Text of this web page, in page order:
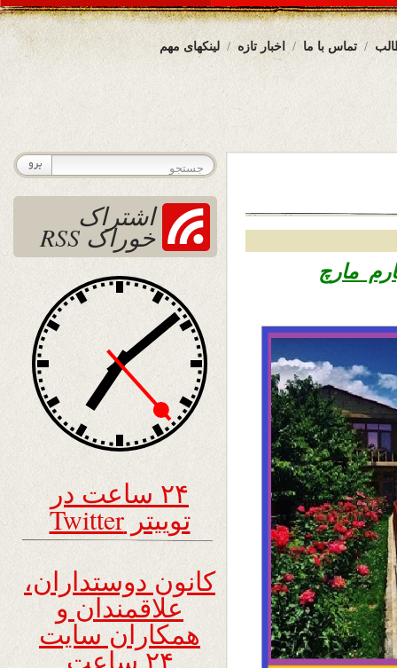
لینکهای مهم اخبار تازه تماس با ما
حوت ۱۳۹۷ – چهارم مارچ
اشتراک
خوراک RSS
۲۴ ساعت در
توییتر Twitter
کانون دوستداران،
علاقمندان و
همکاران سایت
۲۴ ساعت